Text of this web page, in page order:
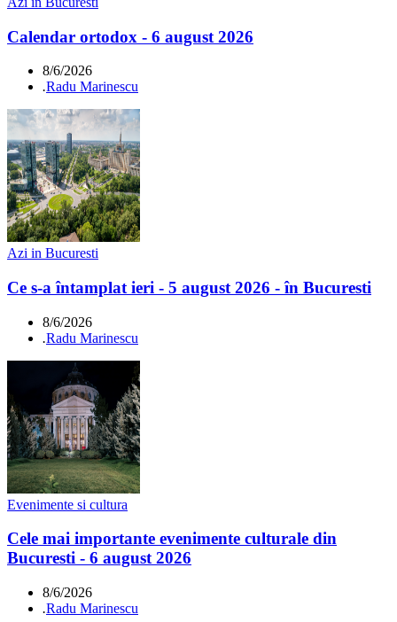
Calendar ortodox - 6 august 2026
8/6/2026
.Radu Marinescu
Azi in Bucuresti
Ce s-a întamplat ieri - 5 august 2026 - în Bucuresti
8/6/2026
.Radu Marinescu
Evenimente si cultura
Cele mai importante evenimente culturale din
Bucuresti - 6 august 2026
8/6/2026
.Radu Marinescu